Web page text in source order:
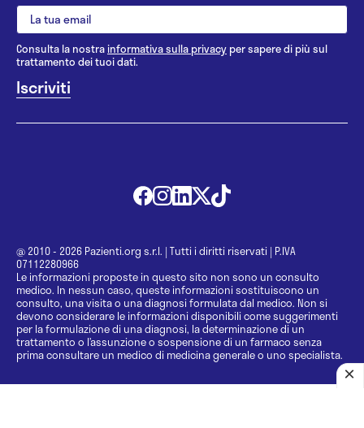
Consulta la nostrainformativa sulla privacy per sapere di più sul
trattamento dei tuoi dati.
@ 2010 - 2026 Pazienti.org s.r.l. | Tutti i diritti riservati | P.IVA
07112280966
Le informazioni proposte in questo sito non sono un consulto
medico. In nessun caso, queste informazioni sostituiscono un
consulto, una visita o una diagnosi formulata dal medico. Non si
devono considerare le informazioni disponibili come suggerimenti
per la formulazione di una diagnosi, la determinazione di un
trattamento o l’assunzione o sospensione di un farmaco senza
prima consultare un medico di medicina generale o uno specialista.